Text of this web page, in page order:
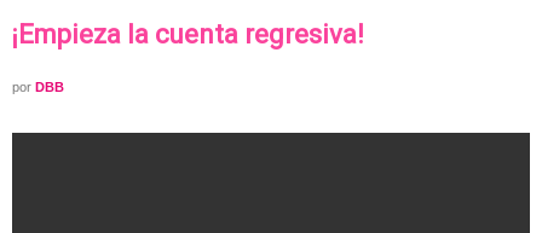
¡Empieza la cuenta regresiva!
por DBB